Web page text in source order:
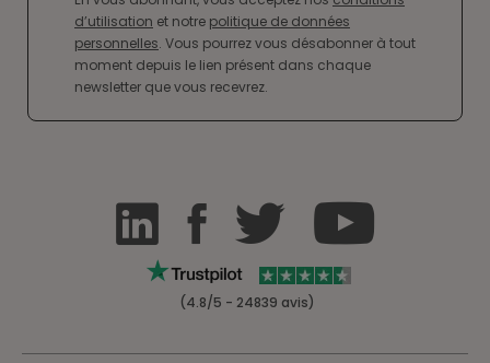
d’utilisation et notre politique de données
personnelles. Vous pourrez vous désabonner à tout
moment depuis le lien présent dans chaque
newsletter que vous recevrez.
(4.8/5 - 24839 avis)